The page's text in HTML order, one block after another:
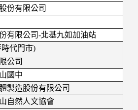
份有限公司
有限公司-北基九如加油站
代門市)
公司
國中
製造股份有限公司
自然人文協會